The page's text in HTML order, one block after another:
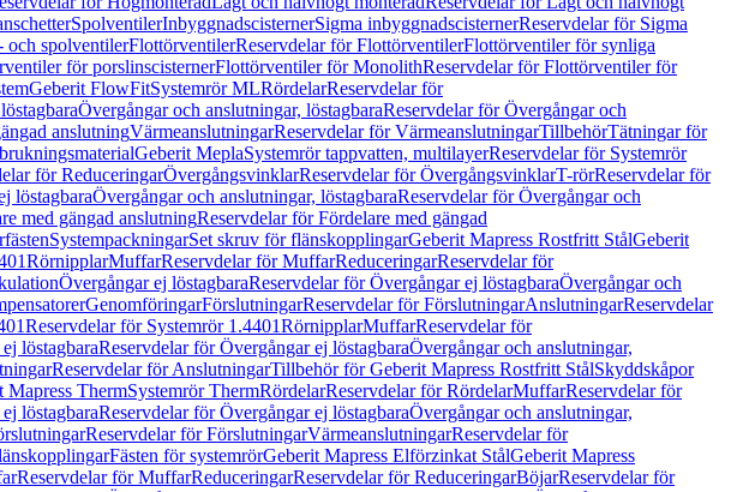
SpolventilerInbyggnadscisternerSigma inbyggnadscisternerReservdelar för Sigma
och spolventilerFlottörventilerReservdelar för FlottörventilerFlottörventiler för synliga
för porslinscisternerFlottörventiler för MonolithReservdelar för Flottörventiler för
Geberit FlowFitSystemrör MLRördelarReservdelar för
Övergångar och anslutningar, löstagbaraReservdelar för Övergångar och
anslutningVärmeanslutningarReservdelar för VärmeanslutningarTillbehörTätningar för
Geberit MeplaSystemrör tappvatten, multilayerReservdelar för Systemrör
för ReduceringarÖvergångsvinklarReservdelar för ÖvergångsvinklarT-rörReservdelar för
löstagbaraÖvergångar och anslutningar, löstagbaraReservdelar för Övergångar och
med gängad anslutningReservdelar för Fördelare med gängad
SystempackningarSet skruv för flänskopplingarGeberit Mapress Rostfritt StålGeberit
RörnipplarMuffarReservdelar för MuffarReduceringarReservdelar för
Övergångar ej löstagbaraReservdelar för Övergångar ej löstagbaraÖvergångar och
GenomföringarFörslutningarReservdelar för FörslutningarAnslutningarReservdelar
Reservdelar för Systemrör 1.4401RörnipplarMuffarReservdelar för
löstagbaraReservdelar för Övergångar ej löstagbaraÖvergångar och anslutningar,
Reservdelar för AnslutningarTillbehör för Geberit Mapress Rostfritt StålSkyddskåpor
Mapress ThermSystemrör ThermRördelarReservdelar för RördelarMuffarReservdelar för
löstagbaraReservdelar för Övergångar ej löstagbaraÖvergångar och anslutningar,
Reservdelar för FörslutningarVärmeanslutningarReservdelar för
Fästen för systemrörGeberit Mapress Elförzinkat StålGeberit Mapress
Reservdelar för MuffarReduceringarReservdelar för ReduceringarBöjarReservdelar för